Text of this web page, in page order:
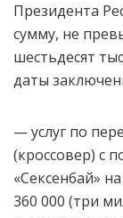
Президента
сумму, не
шестьдесят
даты
— услуг по
(кроссовер) с
«Сексенбай»
360 000 (три